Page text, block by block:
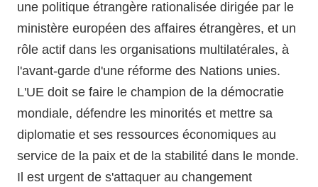
une politique étrangère rationalisée dirigée par le
ministère européen des affaires étrangères, et un
rôle actif dans les organisations multilatérales, à
l'avant-garde d'une réforme des Nations unies.
L'UE doit se faire le champion de la démocratie
mondiale, défendre les minorités et mettre sa
diplomatie et ses ressources économiques au
service de la paix et de la stabilité dans le monde.
Il est urgent de s'attaquer au changement